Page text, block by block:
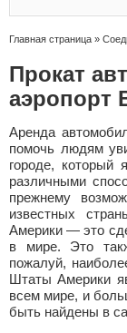
Главная страница »
Прокат
аэропорт
Аренда
помочь людям
городе, который
различными
прежнему
известных
Америки — это
в мире. Это
пожалуй,
Штаты Америки
всем мире, и
быть найдены в